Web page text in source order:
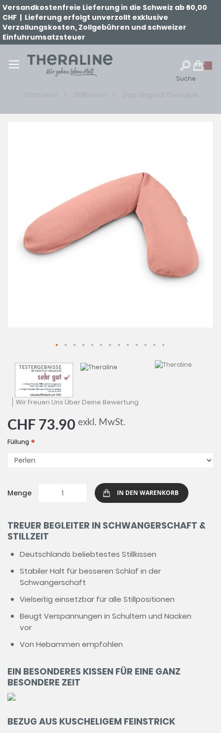
Versandkostenfreie Lieferung in die Schweiz ab 60,00
CHF | Lieferung erfolgt unverzollt exklusive
Verzollungskosten, Zollgebühren und schweizer
Einfuhrumsatzsteuer
Suche
Startseite Stillkissen Das Original Theraline
Wir Freuen Uns Über Deine Bewertung
CHF 73.90 exkl. MwSt.
Füllung
Menge IN DEN WARENKORB
TREUER BEGLEITER IN SCHWANGERSCHAFT &
STILLZEIT
Deutschlands beliebtestes Stillkissen
Stabiler Halt für besseren Schlaf in der
Schwangerschaft
Vielseitig einsetzbar für alle Stillpositionen
Beugt Verspannungen in Schultern und Nacken
vor
Von Hebammen empfohlen
EIN BESONDERES KISSEN FÜR EINE GANZ
BESONDERE ZEIT
BEZUG AUS KUSCHELIGEM FEINSTRICK